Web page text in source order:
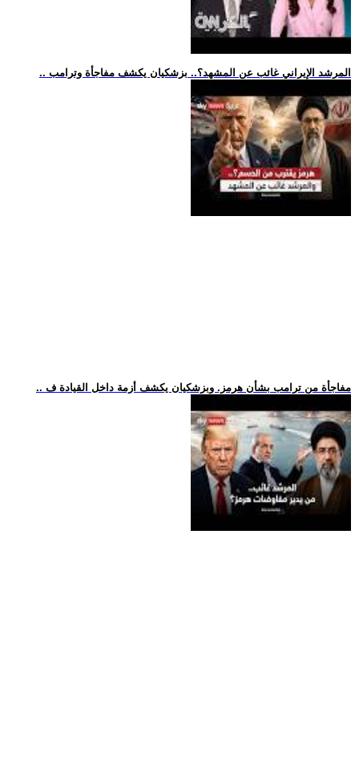
.. المرشد الإيراني غائب عن المشهد؟.. بزشكيان يكشف مفاجأة وترامب
.. مفاجأة من ترامب بشأن هرمز. وبزشكيان يكشف أزمة داخل القيادة ف